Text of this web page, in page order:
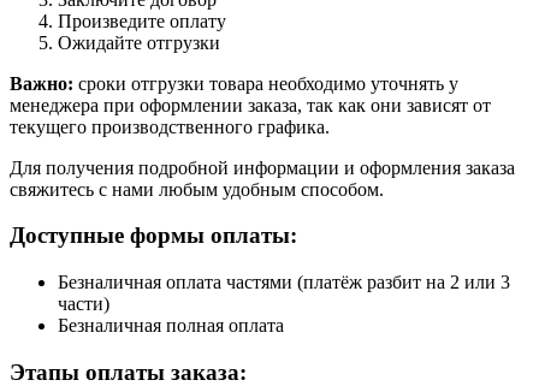
Произведите оплату
Ожидайте отгрузки
Важно: сроки отгрузки товара необходимо уточнять у
менеджера при оформлении заказа, так как они зависят от
текущего производственного графика.
Для получения подробной информации и оформления заказа
свяжитесь с нами любым удобным способом.
Доступные формы оплаты:
Безналичная оплата частями (платёж разбит на 2 или 3
части)
Безналичная полная оплата
Этапы оплаты заказа: